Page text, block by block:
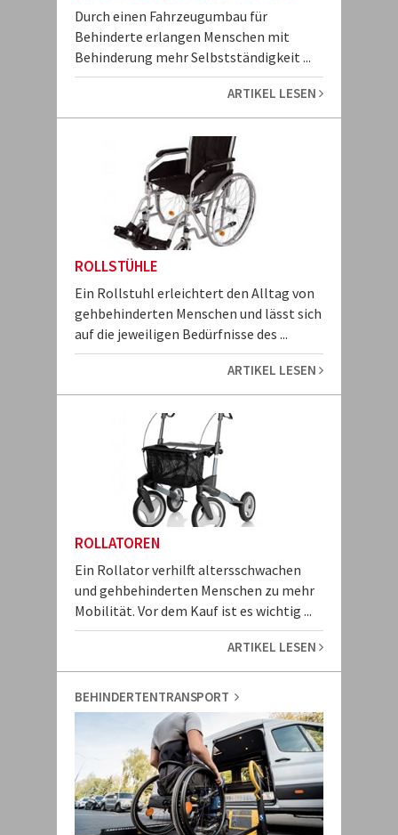
Durch einen Fahrzeugumbau für
Behinderte erlangen Menschen mit
Behinderung mehr Selbstständigkeit ...
ARTIKEL LESEN
ROLLSTÜHLE
Ein Rollstuhl erleichtert den Alltag von
gehbehinderten Menschen und lässt sich
auf die jeweiligen Bedürfnisse des ...
ARTIKEL LESEN
ROLLATOREN
Ein Rollator verhilft altersschwachen
und gehbehinderten Menschen zu mehr
Mobilität. Vor dem Kauf ist es wichtig ...
ARTIKEL LESEN
BEHINDERTENTRANSPORT